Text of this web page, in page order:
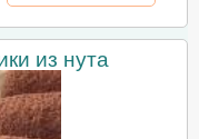
из нута